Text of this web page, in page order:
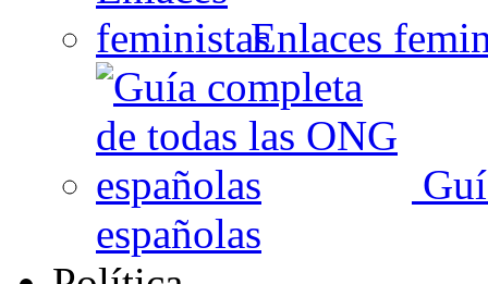
Enlaces
españolas